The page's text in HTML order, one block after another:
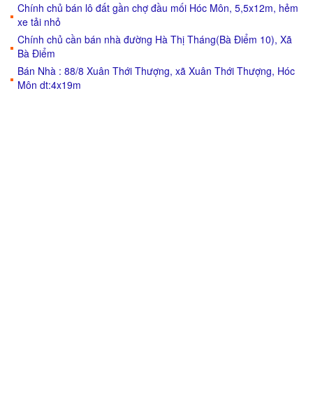
Chính chủ bán lô đất gần chợ đầu mối Hóc Môn, 5,5x12m, hẻm
xe tải nhỏ
Chính chủ cần bán nhà đường Hà Thị Tháng(Bà Điểm 10), Xã
Bà Điểm
Bán Nhà : 88/8 Xuân Thới Thượng, xã Xuân Thới Thượng, Hóc
Môn dt:4x19m